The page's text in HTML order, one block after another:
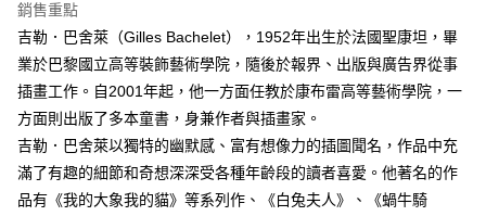
銷售重點
吉勒．巴舍萊（Gilles Bachelet），1952年出生於法國聖康坦，畢
業於巴黎國立高等裝飾藝術學院，隨後於報界、出版與廣告界從事
插畫工作。自2001年起，他一方面任教於康布雷高等藝術學院，一
方面則出版了多本童書，身兼作者與插畫家。
吉勒．巴舍萊以獨特的幽默感、富有想像力的插圖聞名，作品中充
滿了有趣的細節和奇想深深受各種年齡段的讀者喜愛。他著名的作
品有《我的大象我的貓》等系列作、《白兔夫人》、《蝸牛騎